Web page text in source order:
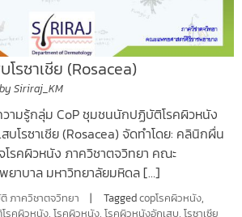
รซาเชีย (Rosacea)
Siriraj_KM
วามรู้กลุ่ม CoP ชุมชนนักปฏิบัติโรคผิวหนัง
บโรซาเชีย (Rosacea) จัดทำโดย: คลินิกผื่น
รคผิวหนัง ภาควิชาตจวิทยา คณะ
ยาบาล มหาวิทยาลัยมหิดล […]
ภาควิชาตจวิทยา Taggedcopโรคผิวหนัง,
รคผิวหนัง, โรคผิวหนัง, โรคผิวหนังอักเสบ, โรซาเซีย